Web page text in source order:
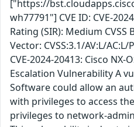
["https://
wh77791"] CVE ID: CVE-
Rating (SIR): Medium CVSS
Vector: CVSS:3.1/AV:L/
CVE-2024-20413: Cisco
Escalation Vulnerability A
Software could allow an
with privileges to access
privileges to network-